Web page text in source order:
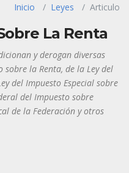
Inicio Leyes Articulo
La Renta
y derogan diversas
sobre la Renta, de la Ley del
del Impuesto Especial sobre
del Impuesto sobre
de la Federación y otros